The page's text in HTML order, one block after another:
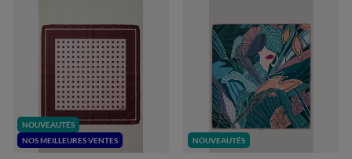
NOUVEAUTÉS
NOS MEILLEURES VENTES
NOUVEAUTÉS